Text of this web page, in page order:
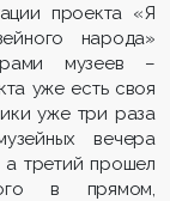
проекта «Я
народа»
музеев –
уже есть своя
уже три раза
вечера
а третий прошел
в прямом,